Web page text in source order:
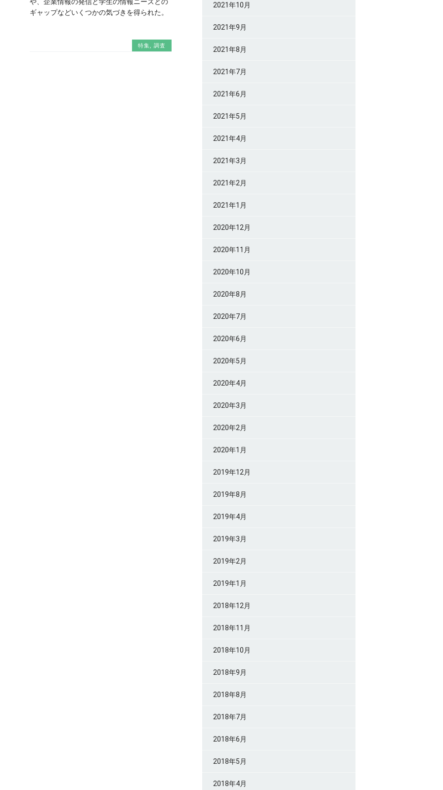
や、企業情報の発信と学生の情報ニーズとの
ギャップなどいくつかの気づきを得られた。
特集, 調査
2021年10月
2021年9月
2021年8月
2021年7月
2021年6月
2021年5月
2021年4月
2021年3月
2021年2月
2021年1月
2020年12月
2020年11月
2020年10月
2020年8月
2020年7月
2020年6月
2020年5月
2020年4月
2020年3月
2020年2月
2020年1月
2019年12月
2019年8月
2019年4月
2019年3月
2019年2月
2019年1月
2018年12月
2018年11月
2018年10月
2018年9月
2018年8月
2018年7月
2018年6月
2018年5月
2018年4月